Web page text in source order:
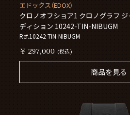
エドックス（EDOX）
クロノオフショア1 クロノグラフ
ディション 10242-TIN-NIBUGM
Ref.10242-TIN-NIBUGM
￥ 297,000 (税込)
商品を見る